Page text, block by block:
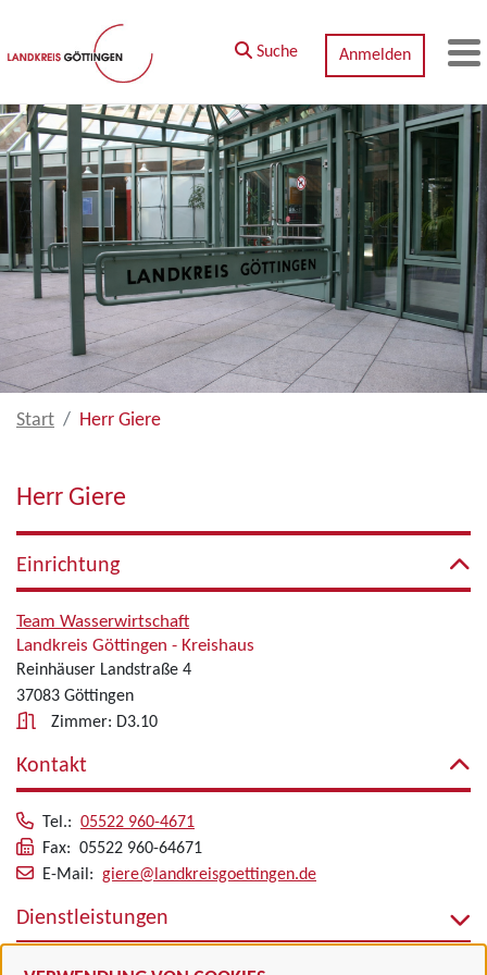
Zum Hauptinhalt springen
Suche Anmelden
Start Herr Giere
Herr Giere
Einrichtung
Team Wasserwirtschaft
Landkreis Göttingen - Kreishaus
Reinhäuser Landstraße 4
37083 Göttingen
Zimmer: D3.10
Kontakt
Tel.: 05522 960-4671
Fax: 05522 960-64671
E-Mail: giere@landkreisgoettingen.de
Dienstleistungen